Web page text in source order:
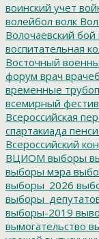
воинский учет
волейбол волк
Волочаевский бой
воспитательная
Восточный
форум врач
временные
всемирный
Всероссийская
спартакиада
Всероссийский
ВЦИОМ выборы
выборы мэра
выборы_2026
выборы-2019
вымогательство